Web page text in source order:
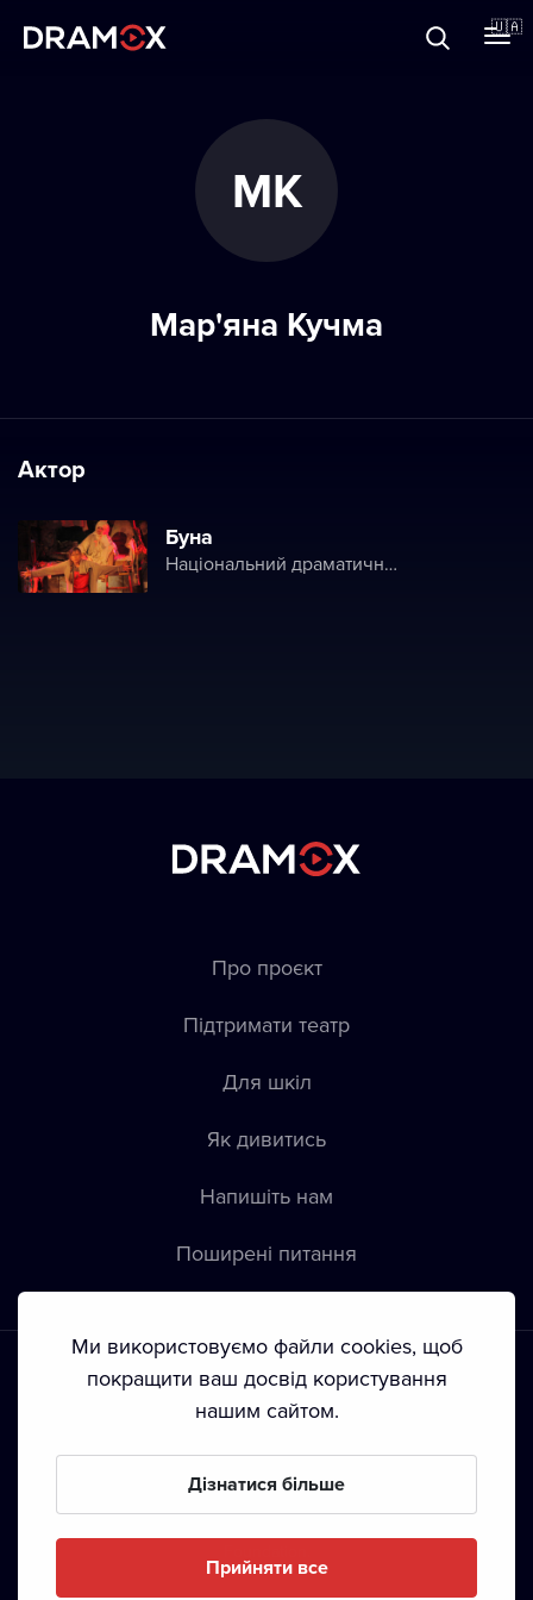
🇺🇦
Зареєструватися
МК
Мар'яна Кучма
Актор
Буна
Національний драматичний театр імені Марії Заньковецької
Про проєкт
Підтримати театр
Для шкіл
Як дивитись
Напишіть нам
Пoширені питання
Положення й умови • Конфіденційність • Автoрські права
Ми використовуємо файли cookies, щоб
покращити ваш досвід користування
нашим сайтом.
Дізнатися більше
Прийняти все